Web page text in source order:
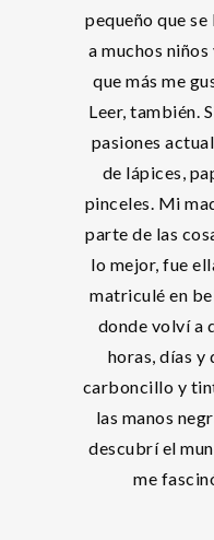
pequeño que
a muchos niños
que más me
Leer, también.
pasiones
de lápices,
pinceles. Mi
parte de las
lo mejor, fue
matriculé en
donde volví a
horas, días y
carboncillo y
las manos
descubrí el
me